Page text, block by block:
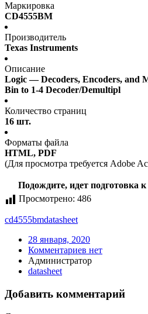
Маркировка
CD4555BM
Производитель
Texas Instruments
Описание
Logic — Decoders, Encoders, and
Bin to 1-4 Decoder/Demultipl
Количество страниц
16 шт.
Форматы файла
HTML, PDF
(Для просмотра требуется Adobe
Подождите, идет подготовка
Просмотрено: 486
cd4555bmdatasheet
28 января, 2020
Комментариев нет
Администратор
datasheet
Добавить комментарий